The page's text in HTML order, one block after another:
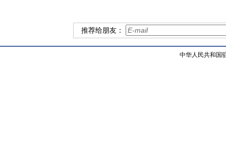
推荐给朋友：
中华人民共和国